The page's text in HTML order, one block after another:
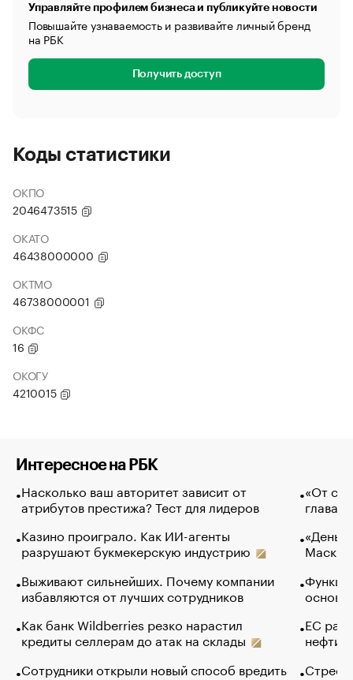
Управляйте профилем бизнеса и публикуйте новости
Повышайте узнаваемость и развивайте личный бренд
на РБК
Получить доступ
Коды статистики
ОКПО
2046473515
ОКАТО
46438000000
ОКТМО
46738000001
ОКФС
16
ОКОГУ
4210015
Интересное на РБК
Насколько ваш авторитет зависит от
атрибутов престижа? Тест для лидеров
Казино проиграло. Как ИИ-агенты
разрушают букмекерскую индустрию
Выживают сильнейших. Почему компании
избавляются от лучших сотрудников
Как банк Wildberries резко нарастил
кредиты селлерам до атак на склады
Сотрудники открыли новый способ вредить
«От
глава
Маск в
основ
ЕС
нефти